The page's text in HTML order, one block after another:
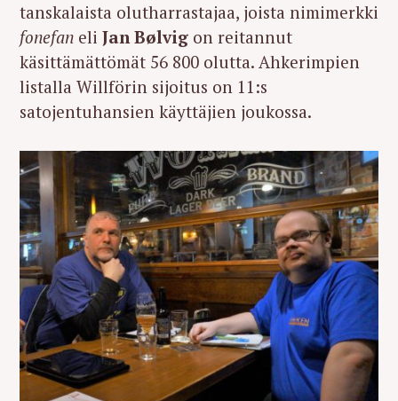
tanskalaista olutharrastajaa, joista nimimerkki
fonefan eli Jan Bølvig on reitannut
käsittämättömät 56 800 olutta. Ahkerimpien
listalla Willförin sijoitus on 11:s
satojentuhansien käyttäjien joukossa.